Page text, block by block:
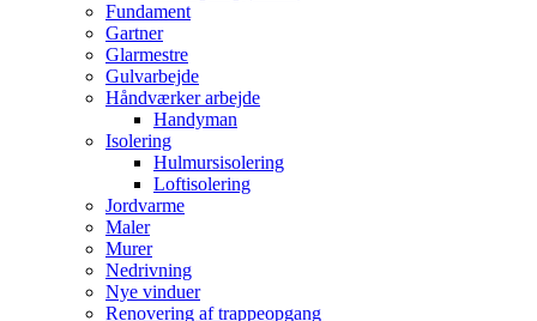
Fundament
Gartner
Glarmestre
Gulvarbejde
Håndværker arbejde
Handyman
Isolering
Hulmursisolering
Loftisolering
Jordvarme
Maler
Murer
Nedrivning
Nye vinduer
Renovering af trappeopgang